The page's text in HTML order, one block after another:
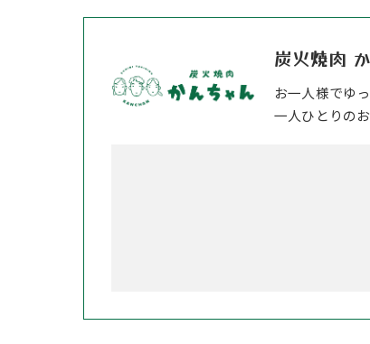
炭火焼肉
お一人様でゆ
一人ひとりの